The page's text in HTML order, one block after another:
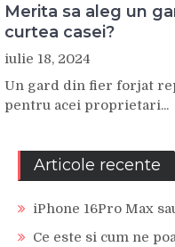
Merita sa aleg un
curtea casei?
iulie 18, 2024
Un gard din fier forjat
pentru acei proprietari...
Articole recente
iPhone 16Pro Max
Ce este si cum ne